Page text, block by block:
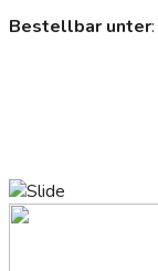
Bestellbar unter: